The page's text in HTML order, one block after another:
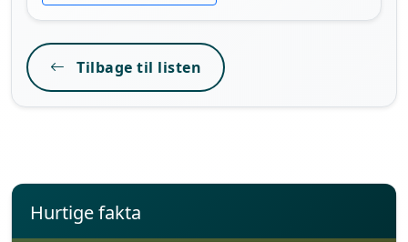
Tilbage til listen
Hurtige fakta